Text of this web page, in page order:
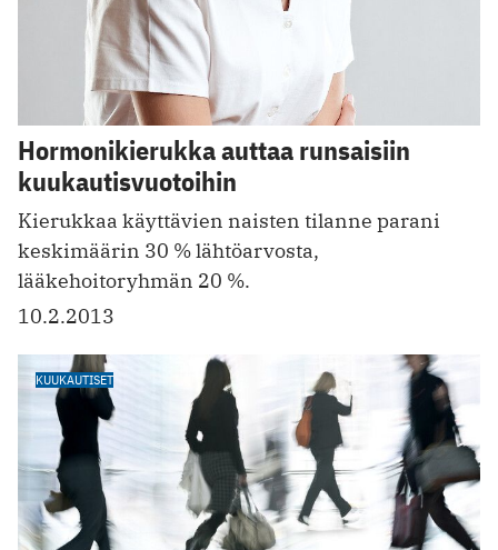
Hormonikierukka auttaa runsaisiin
kuukautisvuotoihin
Kierukkaa käyttävien naisten tilanne parani
keskimäärin 30 % lähtöarvosta,
lääkehoitoryhmän 20 %.
10.2.2013
KUUKAUTISET